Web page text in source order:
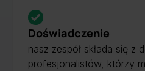
Doświadczenie
nasz zespół składa się z
profesjonalistów, którzy